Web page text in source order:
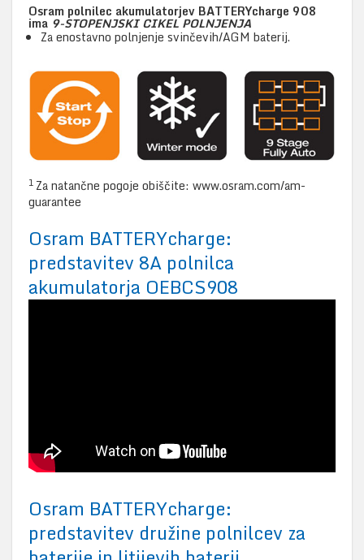
Osram polnilec akumulatorjev BATTERYcharge 908
ima 9-STOPENJSKI CIKEL POLNJENJA
Za enostavno polnjenje svinčevih/AGM baterij.
1 Za natančne pogoje obiščite: www.osram.com/am-
guarantee
Osram BATTERYcharge:
predstavitev 8A polnilca
akumulatorja OEBCS908
Osram BATTERYcharge:
predstavitev družine polnilcev za